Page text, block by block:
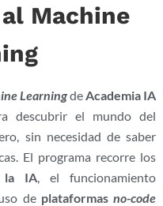
Machine
Learningde Academia IA
descubrir el mundo del
sin necesidad de saber
El programa recorre los
la IA , el funcionamiento
de plataformasno-code